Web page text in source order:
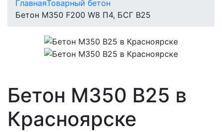
ГлавнаяТоварный бетон
Бетон М350 F200 W8 П4, БСГ В25
Бетон М350 В25 в
Красноярске